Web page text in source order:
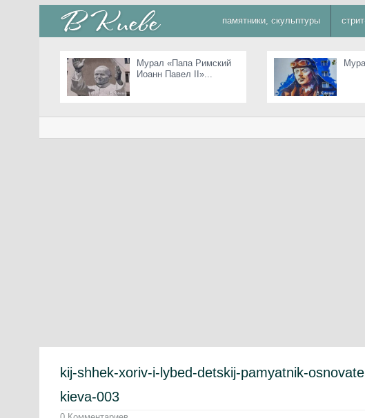
памятники, скульптуры
Мурал «Папа Римский
Иоанн Павел II»...
kij-shhek-xoriv-i-lybed-detskij-pamyatnik-
kieva-003